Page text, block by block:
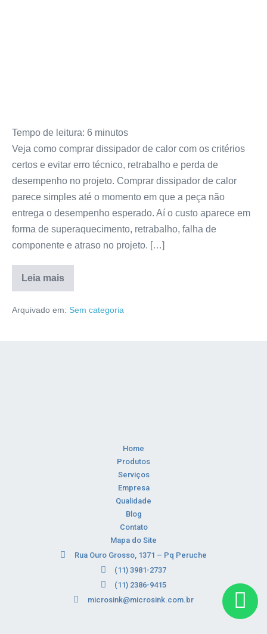
Tempo de leitura: 6 minutos
Veja como comprar dissipador de calor com os critérios
certos e evitar erro técnico, retrabalho e perda de
desempenho no projeto. Comprar dissipador de calor
parece simples até o momento em que a peça não
entrega o desempenho esperado. Aí o custo aparece em
forma de superaquecimento, retrabalho, falha de
componente e atraso no projeto. […]
Leia mais
Arquivado em: Sem categoria
Home
Produtos
Serviços
Empresa
Qualidade
Blog
Contato
Mapa do Site
Rua Ouro Grosso, 1371 – Pq Peruche
(11) 3981-2737
(11) 2386-9415
microsink@microsink.com.br